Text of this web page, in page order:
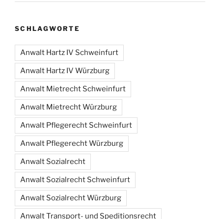
SCHLAGWORTE
Anwalt Hartz IV Schweinfurt
Anwalt Hartz IV Würzburg
Anwalt Mietrecht Schweinfurt
Anwalt Mietrecht Würzburg
Anwalt Pflegerecht Schweinfurt
Anwalt Pflegerecht Würzburg
Anwalt Sozialrecht
Anwalt Sozialrecht Schweinfurt
Anwalt Sozialrecht Würzburg
Anwalt Transport- und Speditionsrecht